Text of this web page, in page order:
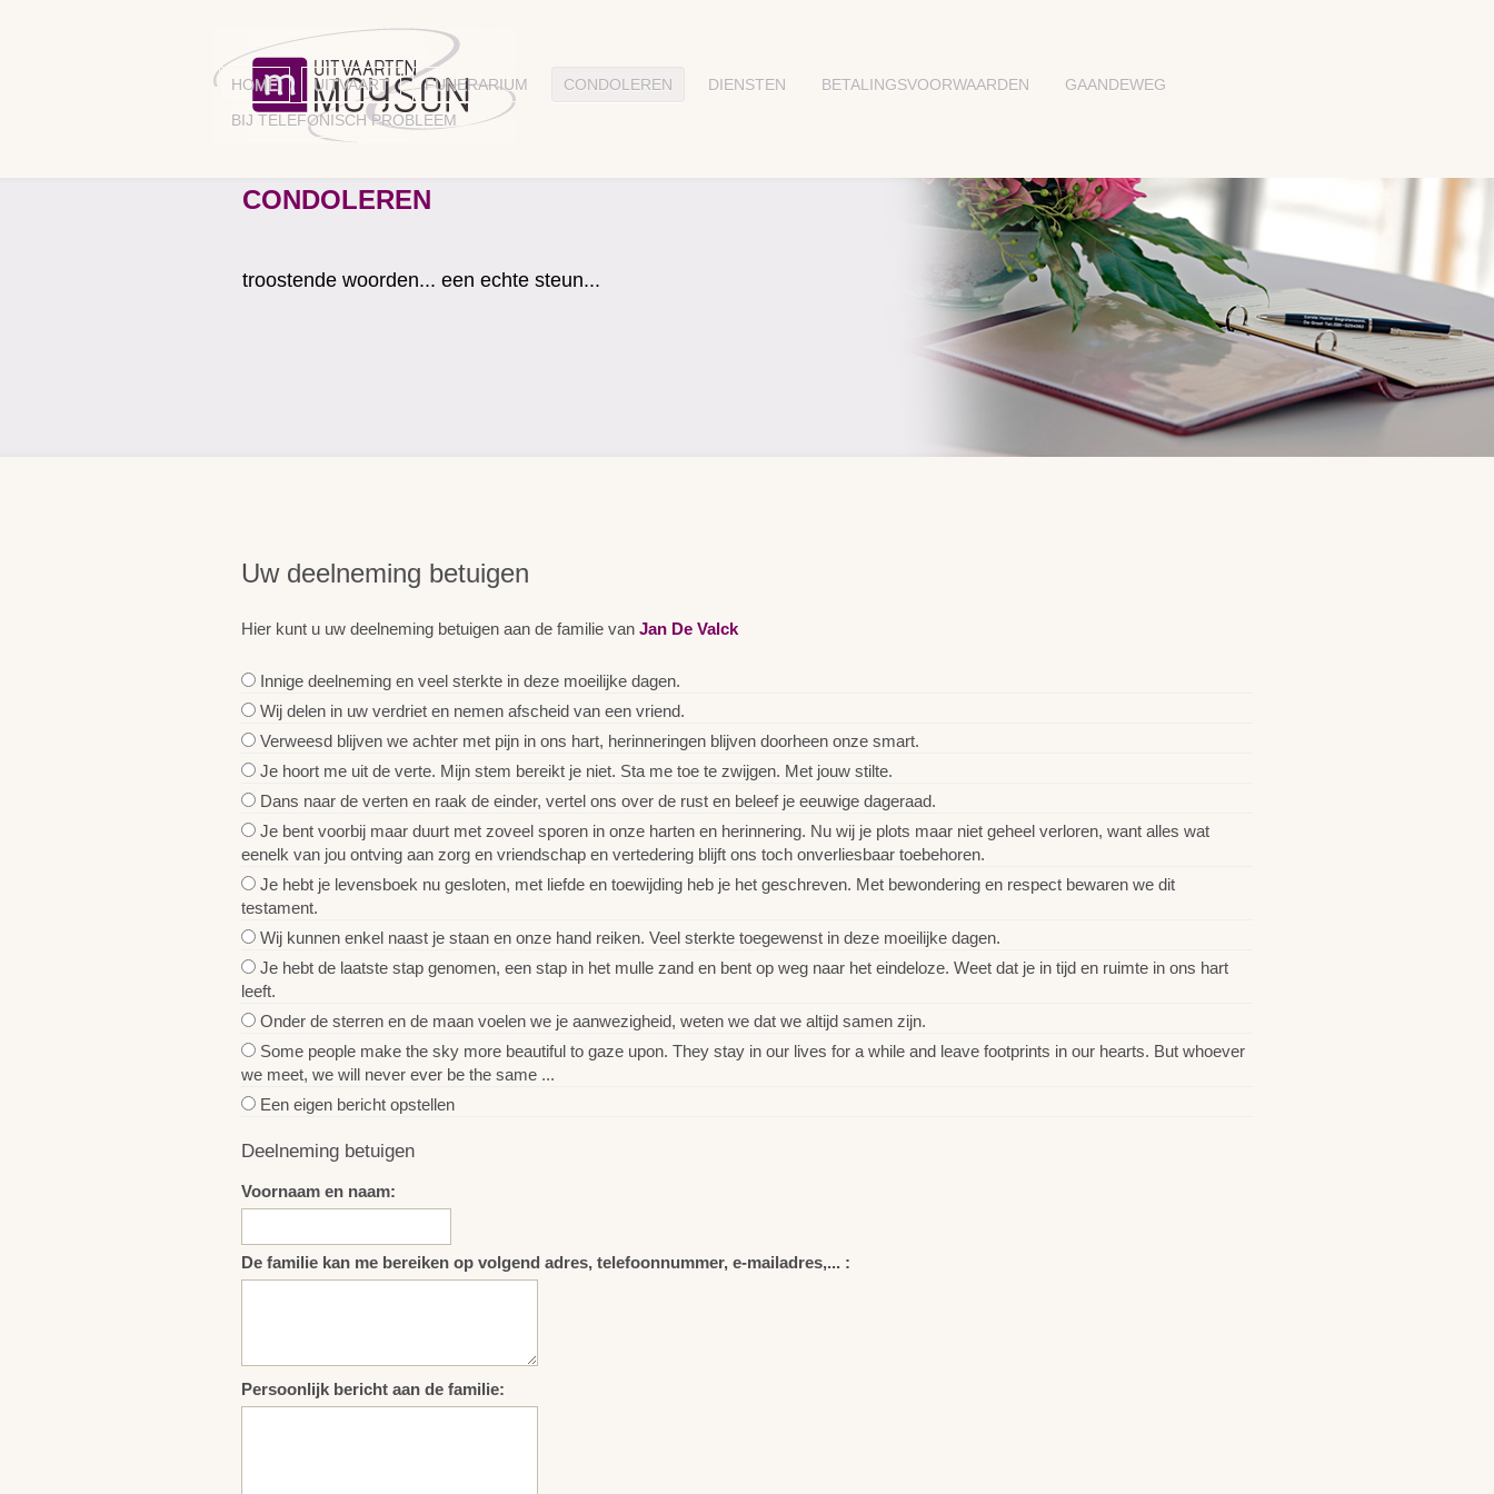
HOME UITVAART FUNERARIUM CONDOLEREN DIENSTEN BETALINGSVOORWAARDEN
GAANDEWEG
BIJ TELEFONISCH PROBLEEM
CONDOLEREN
troostende woorden... een echte steun...
Uw deelneming betuigen
Hier kunt u uw deelneming betuigen aan de familie van Jan De Valck
Innige deelneming en veel sterkte in deze moeilijke dagen.
Wij delen in uw verdriet en nemen afscheid van een vriend.
Verweesd blijven we achter met pijn in ons hart, herinneringen blijven doorheen onze smart.
Je hoort me uit de verte. Mijn stem bereikt je niet. Sta me toe te zwijgen. Met jouw stilte.
Dans naar de verten en raak de einder, vertel ons over de rust en beleef je eeuwige dageraad.
Je bent voorbij maar duurt met zoveel sporen in onze harten en herinnering. Nu wij je plots maar niet geheel verloren, want alles wat
eenelk van jou ontving aan zorg en vriendschap en vertedering blijft ons toch onverliesbaar toebehoren.
Je hebt je levensboek nu gesloten, met liefde en toewijding heb je het geschreven. Met bewondering en respect bewaren we dit
testament.
Wij kunnen enkel naast je staan en onze hand reiken. Veel sterkte toegewenst in deze moeilijke dagen.
Je hebt de laatste stap genomen, een stap in het mulle zand en bent op weg naar het eindeloze. Weet dat je in tijd en ruimte in ons hart
leeft.
Onder de sterren en de maan voelen we je aanwezigheid, weten we dat we altijd samen zijn.
Some people make the sky more beautiful to gaze upon. They stay in our lives for a while and leave footprints in our hearts. But whoever
we meet, we will never ever be the same ...
Een eigen bericht opstellen
Deelneming betuigen
Voornaam en naam:
De familie kan me bereiken op volgend adres, telefoonnummer, e-mailadres,... :
Persoonlijk bericht aan de familie: